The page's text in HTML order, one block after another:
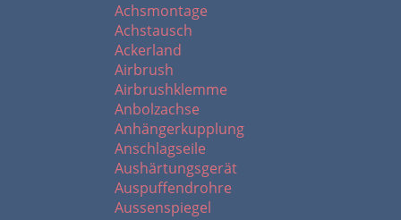
Achsmontage
Achstausch
Ackerland
Airbrush
Airbrushklemme
Anbolzachse
Anhängerkupplung
Anschlagseile
Aushärtungsgerät
Auspuffendrohre
Aussenspiegel